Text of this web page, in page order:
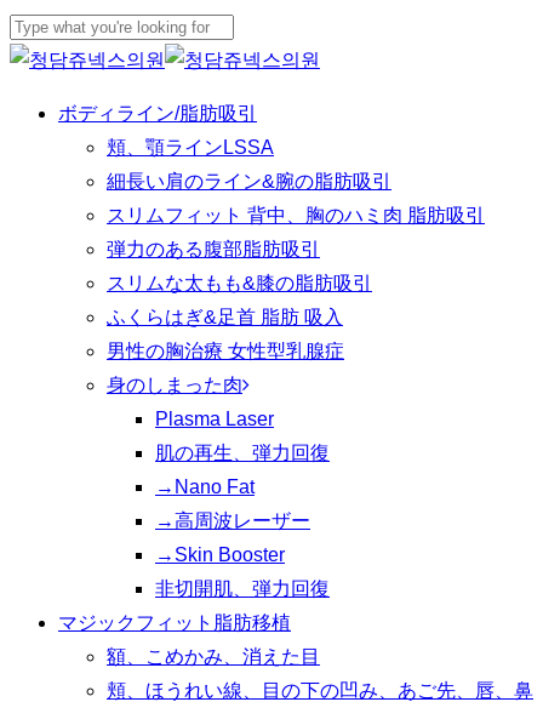
Skip
to
content
Close
Menu
ボディライン/脂肪吸引
頬、顎ラインLSSA
細長い肩のライン&腕の脂肪吸引
スリムフィット 背中、胸のハミ肉 脂肪吸引
弾力のある腹部脂肪吸引
スリムな太もも&膝の脂肪吸引
ふくらはぎ&足首 脂肪 吸入
男性の胸治療 女性型乳腺症
身のしまった肉
Plasma Laser
肌の再生、弾力回復
→Nano Fat
→高周波レーザー
→Skin Booster
非切開肌、弾力回復
マジックフィット脂肪移植
額、こめかみ、消えた目
頬、ほうれい線、目の下の凹み、あご先、唇、鼻